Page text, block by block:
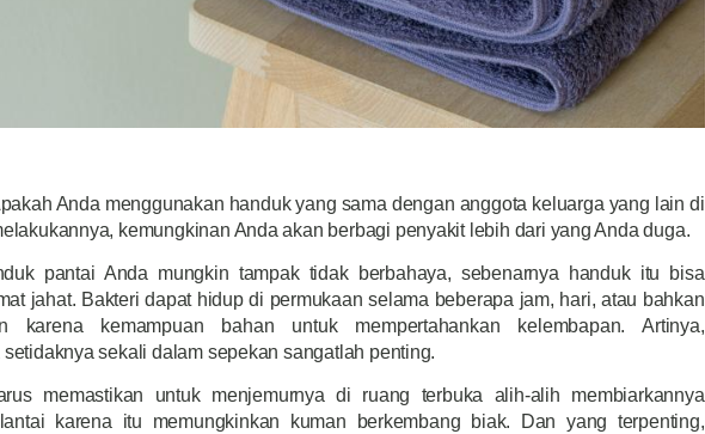
Anda menggunakan handuk yang sama dengan anggota keluarga yang lain di
kemungkinan Anda akan berbagi penyakit lebih dari yang Anda duga.
pantai Anda mungkin tampak tidak berbahaya, sebenarnya handuk itu bisa
jahat. Bakteri dapat hidup di permukaan selama beberapa jam, hari, atau bahkan
karena kemampuan bahan untuk mempertahankan kelembapan. Artinya,
sekali dalam sepekan sangatlah penting.
memastikan untuk menjemurnya di ruang terbuka alih-alih membiarkannya
karena itu memungkinkan kuman berkembang biak. Dan yang terpenting,